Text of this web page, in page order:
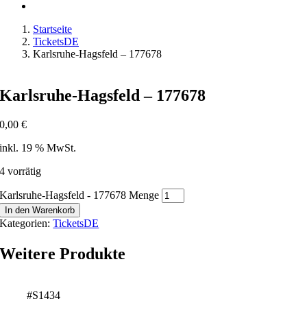
Startseite
TicketsDE
Karlsruhe-Hagsfeld – 177678
Karlsruhe-Hagsfeld – 177678
0,00€
inkl. 19 % MwSt.
4 vorrätig
Karlsruhe-Hagsfeld - 177678 Menge
In den Warenkorb
Kategorien:TicketsDE
Weitere Produkte
#S1434